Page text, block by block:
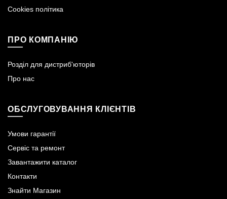
Cookies політика
ПРО КОМПАНІЮ
Розділ для дистриб'юторів
Про нас
ОБСЛУГОВУВАННЯ КЛІЄНТІВ
Умови гарантії
Сервіс та ремонт
Завантажити каталог
Контакти
Знайти Магазин